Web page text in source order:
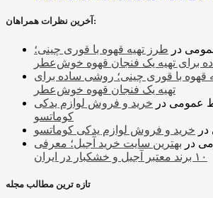
آخرین نظرات همراهان:
در طرز تهیه قهوه با قوری چینی؛
برای تهیه یک فنجان قهوه خوش‌عطر
قهوه با قوری چینی؛ روشی ساده برای
تهیه یک فنجان قهوه خوش‌عطر
عمومی در خرید و فروش لوازم یدکی
کوماتسو
در خرید و فروش لوازم یدکی کوماتسو
در بهترین سایت خرید آجیل؛ معرفی
۱۰ برند معتبر آجیل و خشکبار در ایران
تازه ترین مطالب مجله